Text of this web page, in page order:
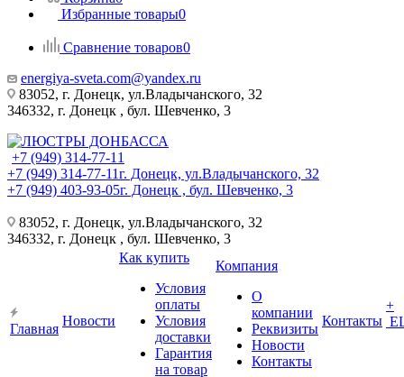
Избранные товары0
Сравнение товаров0
energiya-sveta.com@yandex.ru
83052, г. Донецк, ул.Владычанского, 32
346332, г. Донецк , бул. Шевченко, 3
+7 (949) 314-77-11
+7 (949) 314-77-11г. Донецк, ул.Владычанского, 32
+7 (949) 403-93-05г. Донецк , бул. Шевченко, 3
83052, г. Донецк, ул.Владычанского, 32
346332, г. Донецк , бул. Шевченко, 3
Главная
Новости
Как купить
Условия
оплаты
Условия
доставки
Гарантия
на товар
Компания
О
компании
Реквизиты
Новости
Контакты
Контакты
+